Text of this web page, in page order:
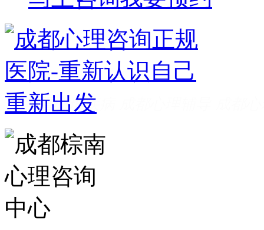
成都看心理疾病
家好 成都心理咨询推荐
费
成都心理医院哪里好